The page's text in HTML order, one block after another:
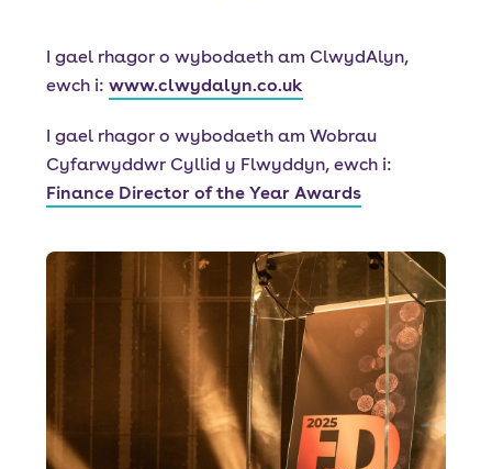
I gael rhagor o wybodaeth am ClwydAlyn,
ewch i: www.clwydalyn.co.uk
I gael rhagor o wybodaeth am Wobrau
Cyfarwyddwr Cyllid y Flwyddyn, ewch i:
Finance Director of the Year Awards